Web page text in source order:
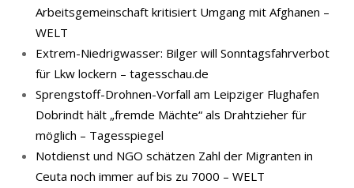
Arbeitsgemeinschaft kritisiert Umgang mit Afghanen –
WELT
Extrem-Niedrigwasser: Bilger will Sonntagsfahrverbot
für Lkw lockern – tagesschau.de
Sprengstoff-Drohnen-Vorfall am Leipziger Flughafen
Dobrindt hält „fremde Mächte“ als Drahtzieher für
möglich – Tagesspiegel
Notdienst und NGO schätzen Zahl der Migranten in
Ceuta noch immer auf bis zu 7000 – WELT